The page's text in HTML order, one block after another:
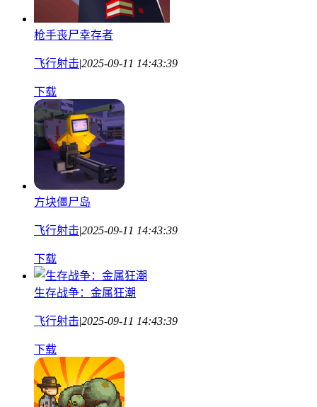
枪手丧尸幸存者
飞行射击|2025-09-11 14:43:39
下载
方块僵尸岛
飞行射击|2025-09-11 14:43:39
下载
生存战争：金属狂潮
飞行射击|2025-09-11 14:43:39
下载